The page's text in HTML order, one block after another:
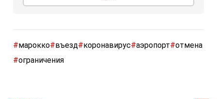
#марокко#въезд#коронавирус#аэропорт#отмена
#ограничения